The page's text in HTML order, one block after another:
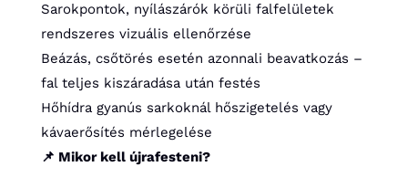
Sarokpontok, nyílászárók körüli falfelületek
rendszeres vizuális ellenőrzése
Beázás, csőtörés esetén azonnali beavatkozás –
fal teljes kiszáradása után festés
Hőhídra gyanús sarkoknál hőszigetelés vagy
kávaerősítés mérlegelése
📌 Mikor kell újrafesteni?